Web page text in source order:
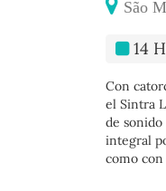
São
14
Con
el Sintra
de
integral
como con